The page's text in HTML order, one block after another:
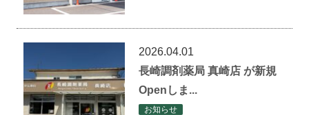
2026.04.01
長崎調剤薬局 真崎店 が新規
Openしま...
お知らせ